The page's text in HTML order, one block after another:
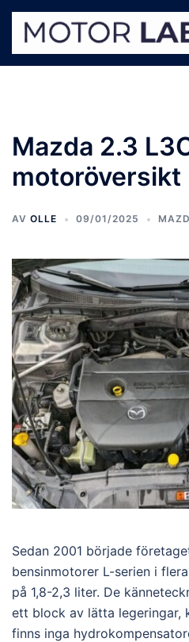
Hoppa
innehåll
Mazda 2.3
motoröversikt
AV OLLE 09/01/2025
Sedan 2001 började
bensinmotorer L-serien i
på 1,8-2,3 liter. De
ett block av lätta legeringar,
finns inga